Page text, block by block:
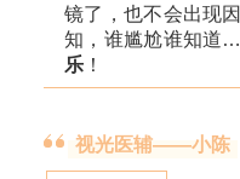
镜了，也不会出现
知，谁尴尬谁知道
乐 ！
视光医辅——小陈